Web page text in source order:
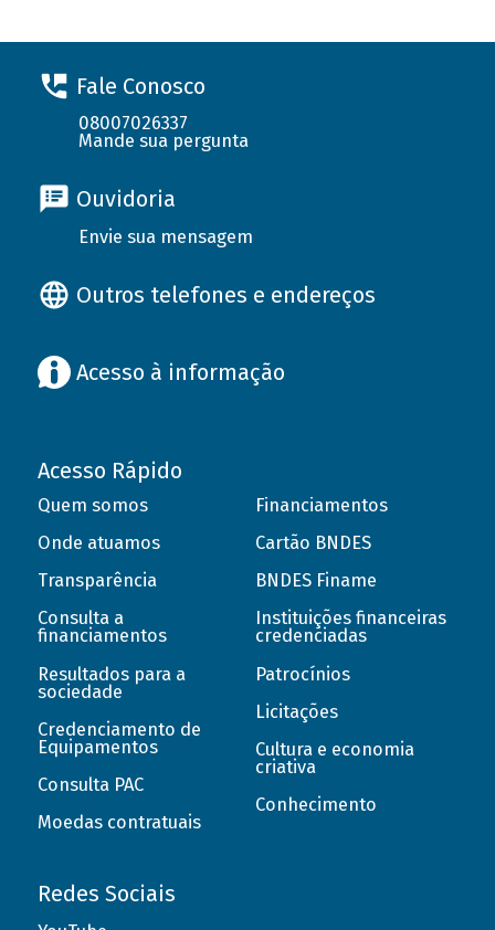
Fale Conosco
08007026337
Mande sua pergunta
Ouvidoria
Envie sua mensagem
Outros telefones e endereços
Acesso à informação
Acesso Rápido
Quem somos
Onde atuamos
Transparência
Consulta a
financiamentos
Resultados para a
sociedade
Credenciamento de
Equipamentos
Consulta PAC
Moedas contratuais
Financiamentos
Cartão BNDES
BNDES Finame
Instituições financeiras
credenciadas
Patrocínios
Licitações
Cultura e economia
criativa
Conhecimento
Redes Sociais